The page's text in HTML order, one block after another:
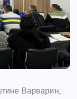
Варварин,